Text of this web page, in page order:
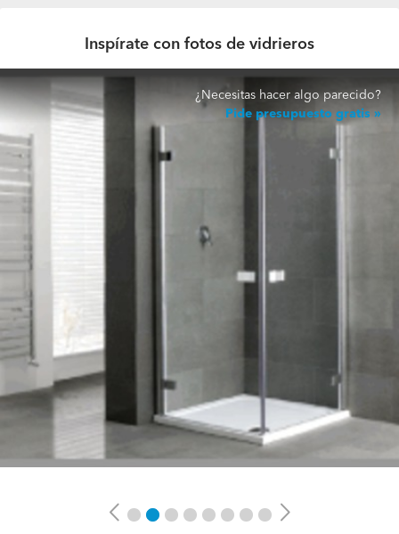
Inspírate con fotos de vidrieros
¿Necesitas hacer algo parecido?
Pide presupuesto gratis
Previous Next